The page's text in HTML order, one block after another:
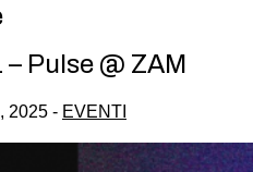
– Pulse @ ZAM
2025 - EVENTI